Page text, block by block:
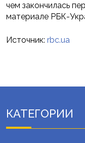
чем закончилась
материале РБК-
Источник: rbc.ua
КАТЕГОРИИ